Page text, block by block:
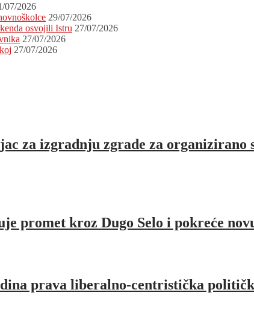
07/2026
29/07/2026
osvojili Istru 27/07/2026
27/07/2026
27/07/2026
za izgradnju zgrade za organizirano
promet kroz Dugo Selo i pokreće
prava liberalno-centristička